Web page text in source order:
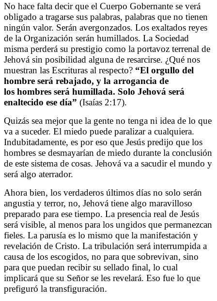
No hace falta decir que el Cuerpo Gobernante se verá
obligado a tragarse sus palabras, palabras que no tienen
ningún valor. Serán avergonzados. Los exaltados reyes
de la Organización serán humillados. La Sociedad
misma perderá su prestigio como la portavoz terrenal de
Jehová sin posibilidad alguna de resarcirse. ¿Qué nos
muestran las Escrituras al respecto? “El orgullo del
hombre será rebajado, y la arrogancia de
los hombres será humillada. Solo Jehová será
enaltecido ese día” (Isaías 2:17).
Quizás sea mejor que la gente no tenga ni idea de lo que
va a suceder. El miedo puede paralizar a cualquiera.
Indubitadamente, es por eso que Jesús predijo que los
hombres se desmayarían de miedo durante la conclusión
de este sistema de cosas. Jehová va a sacudir el mundo y
será algo aterrador.
Ahora bien, los verdaderos últimos días no solo serán
angustia y terror, no, Jehová tiene algo maravilloso
preparado para ese tiempo. La presencia real de Jesús
será visible, al menos para los ungidos que permanezcan
fieles. La parusía es lo mismo que la manifestación y
revelación de Cristo. La tribulación será interrumpida a
causa de los escogidos, no para que sobrevivan, sino
para que puedan recibir su sellado final, lo cual
implicará que su Señor se les revelará. Eso fue lo que
prefiguró la transfiguración.